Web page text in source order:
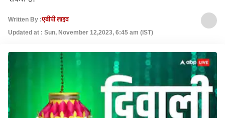
Written By :एबीपी लाइव
Updated at : Sun, November 12,2023, 6:45 am (IST)